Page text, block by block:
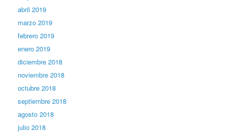
abril 2019
marzo 2019
febrero 2019
enero 2019
diciembre 2018
noviembre 2018
octubre 2018
septiembre 2018
agosto 2018
julio 2018